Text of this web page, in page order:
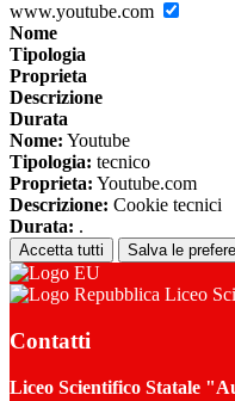
www.youtube.com
Nome
Tipologia
Proprieta
Descrizione
Durata
Nome: Youtube
Tipologia: tecnico
Proprieta: Youtube.com
Descrizione: Cookie tecnici
Durata: .
Accetta tutti Salva le
Liceo
Contatti
Liceo Scientifico Statale